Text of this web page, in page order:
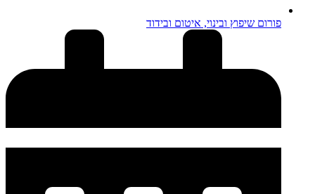
פורום שיפוץ ובינוי, איטום ובידוד